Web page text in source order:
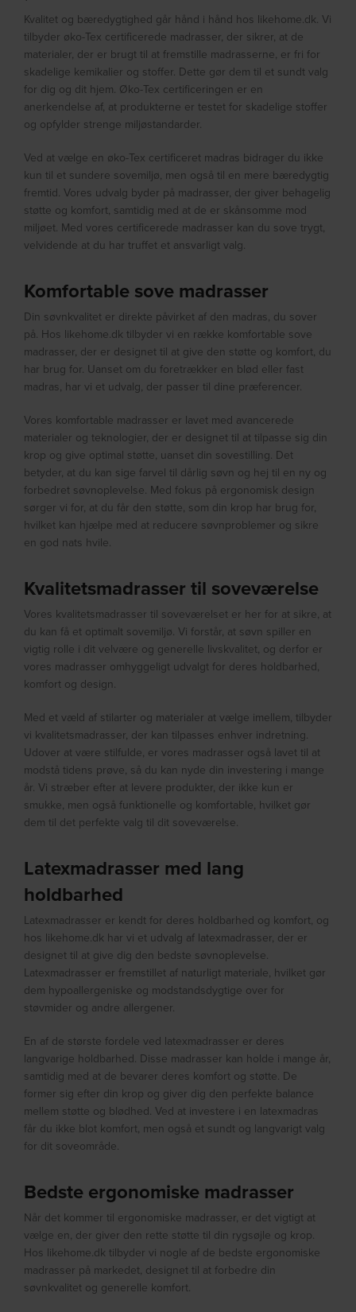
Kvalitet og bæredygtighed går hånd i hånd hos likehome.dk. Vi
tilbyder øko-Tex certificerede madrasser, der sikrer, at de
materialer, der er brugt til at fremstille madrasserne, er fri for
skadelige kemikalier og stoffer. Dette gør dem til et sundt valg
for dig og dit hjem. Øko-Tex certificeringen er en
anerkendelse af, at produkterne er testet for skadelige stoffer
og opfylder strenge miljøstandarder.
Ved at vælge en øko-Tex certificeret madras bidrager du ikke
kun til et sundere sovemiljø, men også til en mere bæredygtig
fremtid. Vores udvalg byder på madrasser, der giver behagelig
støtte og komfort, samtidig med at de er skånsomme mod
miljøet. Med vores certificerede madrasser kan du sove trygt,
velvidende at du har truffet et ansvarligt valg.
Komfortable sove madrasser
Din søvnkvalitet er direkte påvirket af den madras, du sover
på. Hos likehome.dk tilbyder vi en række komfortable sove
madrasser, der er designet til at give den støtte og komfort, du
har brug for. Uanset om du foretrækker en blød eller fast
madras, har vi et udvalg, der passer til dine præferencer.
Vores komfortable madrasser er lavet med avancerede
materialer og teknologier, der er designet til at tilpasse sig din
krop og give optimal støtte, uanset din sovestilling. Det
betyder, at du kan sige farvel til dårlig søvn og hej til en ny og
forbedret søvnoplevelse. Med fokus på ergonomisk design
sørger vi for, at du får den støtte, som din krop har brug for,
hvilket kan hjælpe med at reducere søvnproblemer og sikre
en god nats hvile.
Kvalitetsmadrasser til soveværelse
Vores kvalitetsmadrasser til soveværelset er her for at sikre, at
du kan få et optimalt sovemiljø. Vi forstår, at søvn spiller en
vigtig rolle i dit velvære og generelle livskvalitet, og derfor er
vores madrasser omhyggeligt udvalgt for deres holdbarhed,
komfort og design.
Med et væld af stilarter og materialer at vælge imellem, tilbyder
vi kvalitetsmadrasser, der kan tilpasses enhver indretning.
Udover at være stilfulde, er vores madrasser også lavet til at
modstå tidens prøve, så du kan nyde din investering i mange
år. Vi stræber efter at levere produkter, der ikke kun er
smukke, men også funktionelle og komfortable, hvilket gør
dem til det perfekte valg til dit soveværelse.
Latexmadrasser med lang
holdbarhed
Latexmadrasser er kendt for deres holdbarhed og komfort, og
hos likehome.dk har vi et udvalg af latexmadrasser, der er
designet til at give dig den bedste søvnoplevelse.
Latexmadrasser er fremstillet af naturligt materiale, hvilket gør
dem hypoallergeniske og modstandsdygtige over for
støvmider og andre allergener.
En af de største fordele ved latexmadrasser er deres
langvarige holdbarhed. Disse madrasser kan holde i mange år,
samtidig med at de bevarer deres komfort og støtte. De
former sig efter din krop og giver dig den perfekte balance
mellem støtte og blødhed. Ved at investere i en latexmadras
får du ikke blot komfort, men også et sundt og langvarigt valg
for dit soveområde.
Bedste ergonomiske madrasser
Når det kommer til ergonomiske madrasser, er det vigtigt at
vælge en, der giver den rette støtte til din rygsøjle og krop.
Hos likehome.dk tilbyder vi nogle af de bedste ergonomiske
madrasser på markedet, designet til at forbedre din
søvnkvalitet og generelle komfort.